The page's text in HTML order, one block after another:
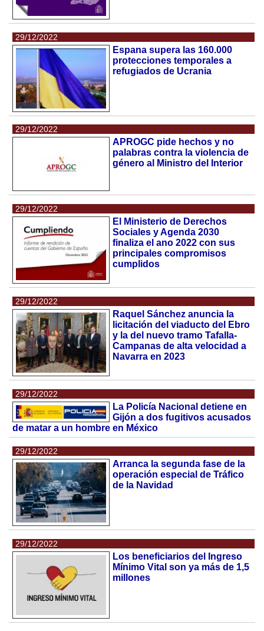
29/12/2022
Espana supera las 160.000
protecciones temporales a
refugiados de Ucrania
29/12/2022
APROGC pide hechos y no
palabras contra la violencia de
género al Ministro del Interior
29/12/2022
El Ministerio de Derechos
Sociales y Agenda 2030
finaliza el ano 2022 con sus
principales compromisos
cumplidos
29/12/2022
Raquel Sánchez anuncia la
licitación del viaducto del Ebro
y la del nuevo tramo Tafalla-
Campanas de alta velocidad a
Navarra en 2023
29/12/2022
La Policía Nacional detiene en
Gijón a dos fugitivos acusados
de matar a un hombre en México
29/12/2022
Arranca la segunda fase de la
operación especial de Tráfico
de la Navidad
29/12/2022
Los beneficiarios del Ingreso
Mínimo Vital son ya más de 1,5
millones